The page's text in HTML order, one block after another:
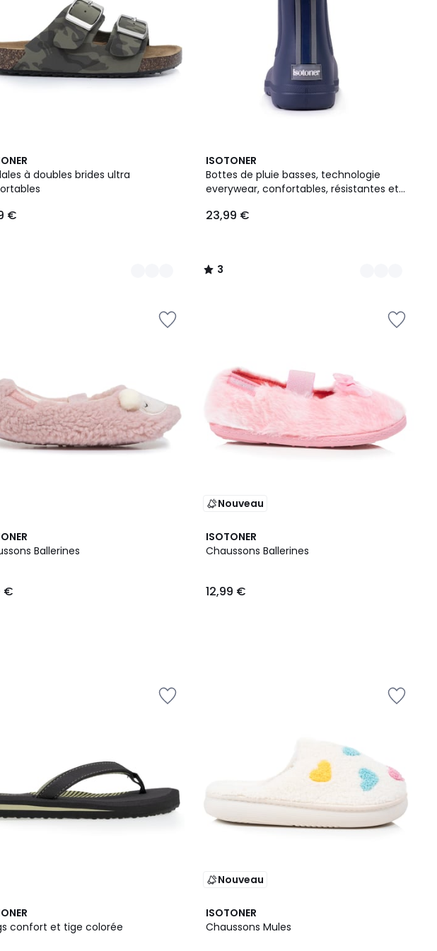
à doubles brides ultra
€
ISOTONER
Bottes de pluie basses, technologie
everywear, confortables, résistantes et
23,99 €
3
/
5
2
Couleurs
3
/
Ballerines
€
Nouveau
ISOTONER
Chaussons Ballerines
12,99 €
confort et tige colorée
Nouveau
ISOTONER
Chaussons Mules